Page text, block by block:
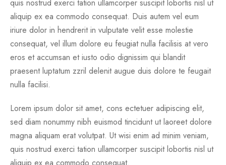
quis nostrud exerci tation ullamcorper suscipit lobortis nisl ut
aliquip ex ea commodo consequat. Duis autem vel eum
iriure dolor in hendrerit in vulputate velit esse molestie
consequat, vel illum dolore eu feugiat nulla facilisis at vero
eros et accumsan et iusto odio dignissim qui blandit
praesent luptatum zzril delenit augue duis dolore te feugait
nulla facilisi.
Lorem ipsum dolor sit amet, cons ectetuer adipiscing elit,
sed diam nonummy nibh euismod tincidunt ut laoreet dolore
magna aliquam erat volutpat. Ut wisi enim ad minim veniam,
quis nostrud exerci tation ullamcorper suscipit lobortis nisl ut